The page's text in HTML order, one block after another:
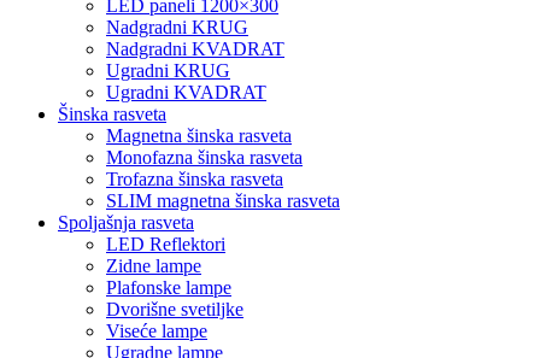
LED paneli 1200×300
Nadgradni KRUG
Nadgradni KVADRAT
Ugradni KRUG
Ugradni KVADRAT
Šinska rasveta
Magnetna šinska rasveta
Monofazna šinska rasveta
Trofazna šinska rasveta
SLIM magnetna šinska rasveta
Spoljašnja rasveta
LED Reflektori
Zidne lampe
Plafonske lampe
Dvorišne svetiljke
Viseće lampe
Ugradne lampe